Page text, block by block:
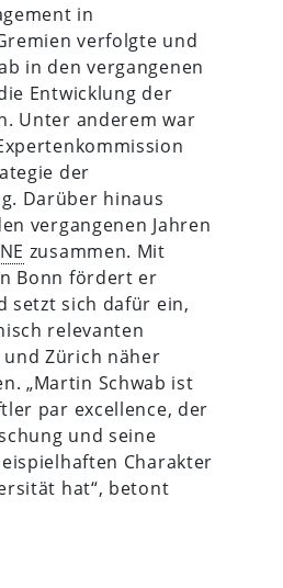
in
verfolgte und
in den vergangenen
Entwicklung der
Unter anderem war
der
Darüber hinaus
vergangenen Jahren
zusammen. Mit
Bonn fördert er
setzt sich dafür ein,
relevanten
Zürich näher
„Martin Schwab ist
par excellence, der
und seine
Charakter
hat“, betont